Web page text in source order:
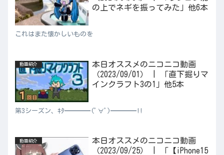
の上でネギを振ってみた」他6本
これはまた懐かしいものを
動画紹介
本日オススメのニコニコ動画
（2023/09/01） | 「直下掘りマ
インクラフト3の1」他5本
第3シーズン、ｷﾀ━━━━(ﾟ∀ﾟ)━━━━!!
動画紹介
本日オススメのニコニコ動画
（2023/09/25） | 「【iPhone15